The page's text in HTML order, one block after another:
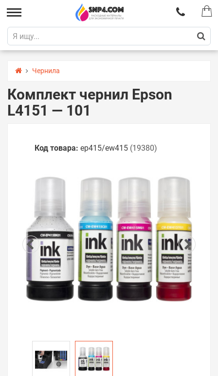
Чернила
Комплект чернил Epson
L4151 — 101
Код товара: ep415/ew415 (19380)